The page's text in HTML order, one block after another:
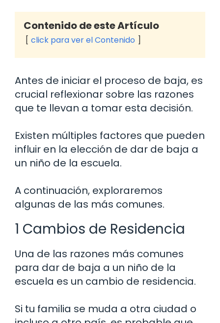
Contenido de este Artículo
click para ver el Contenido
Antes de iniciar el proceso de baja, es
crucial reflexionar sobre las razones
que te llevan a tomar esta decisión.
Existen múltiples factores que pueden
influir en la elección de dar de baja a
un niño de la escuela.
A continuación, exploraremos
algunas de las más comunes.
1 Cambios de Residencia
Una de las razones más comunes
para dar de baja a un niño de la
escuela es un cambio de residencia.
Si tu familia se muda a otra ciudad o